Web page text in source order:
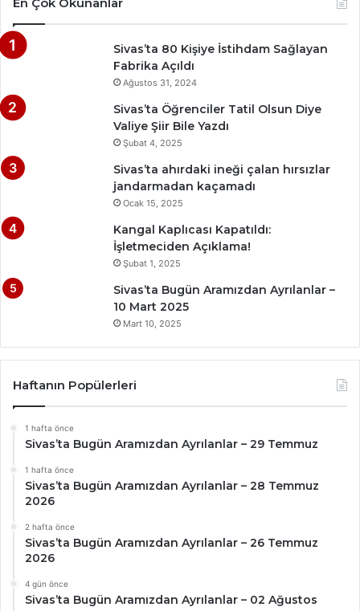
Sivas’ta 80 Kişiye İstihdam Sağlayan
Fabrika Açıldı
Ağustos 31, 2024
Sivas’ta Öğrenciler Tatil Olsun Diye
Valiye Şiir Bile Yazdı
Şubat 4, 2025
Sivas’ta ahırdaki ineği çalan hırsızlar
jandarmadan kaçamadı
Ocak 15, 2025
Kangal Kaplıcası Kapatıldı:
İşletmeciden Açıklama!
Şubat 1, 2025
Sivas’ta Bugün Aramızdan Ayrılanlar –
10 Mart 2025
Mart 10, 2025
Haftanın Popülerleri
1 hafta önce
Sivas’ta Bugün Aramızdan Ayrılanlar – 29 Temmuz
1 hafta önce
Sivas’ta Bugün Aramızdan Ayrılanlar – 28 Temmuz
2026
2 hafta önce
Sivas’ta Bugün Aramızdan Ayrılanlar – 26 Temmuz
2026
4 gün önce
Sivas’ta Bugün Aramızdan Ayrılanlar – 02 Ağustos